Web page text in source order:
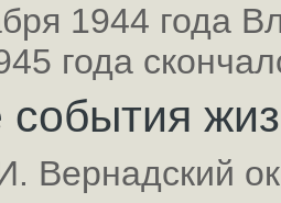
1944 года
года
Вернадский